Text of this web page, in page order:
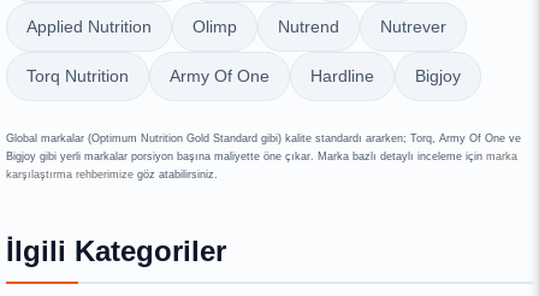
Applied Nutrition Olimp Nutrend Nutrever
Torq Nutrition Army Of One Hardline Bigjoy
Global markalar (Optimum Nutrition Gold Standard gibi) kalite standardı ararken; Torq, Army Of One ve
Bigjoy gibi yerli markalar porsiyon başına maliyette öne çıkar. Marka bazlı detaylı inceleme için marka
karşılaştırma rehberimize göz atabilirsiniz.
İlgili Kategoriler